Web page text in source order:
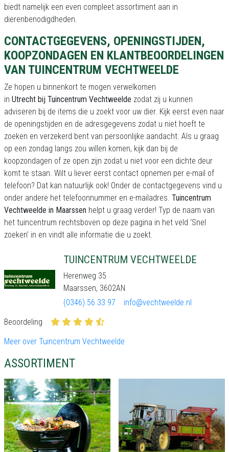
biedt namelijk een even compleet assortiment aan in
dierenbenodigdheden.
CONTACTGEGEVENS, OPENINGSTIJDEN,
KOOPZONDAGEN EN KLANTBEOORDELINGEN
VAN TUINCENTRUM VECHTWEELDE
Ze hopen u binnenkort te mogen verwelkomen
in Utrecht bij Tuincentrum Vechtweelde zodat zij u kunnen
adviseren bij de items die u zoekt voor uw dier. Kijk eerst even naar
de openingstijden en de adresgegevens zodat u niet hoeft te
zoeken en verzekerd bent van persoonlijke aandacht. Als u graag
op een zondag langs zou willen komen, kijk dan bij de
koopzondagen of ze open zijn zodat u niet voor een dichte deur
komt te staan. Wilt u liever eerst contact opnemen per e-mail of
telefoon? Dat kan natuurlijk ook! Onder de contactgegevens vind u
onder andere het telefoonnummer en e-mailadres. Tuincentrum
Vechtweelde in Maarssen helpt u graag verder! Typ de naam van
het tuincentrum rechtsboven op deze pagina in het veld ‘Snel
zoeken’ in en vindt alle informatie die u zoekt.
TUINCENTRUM VECHTWEELDE
Herenweg 35
Maarssen, 3602AN
(0346) 56 33 97
info@vechtweelde.nl
Beoordeling
Meer over Tuincentrum Vechtweelde
ASSORTIMENT